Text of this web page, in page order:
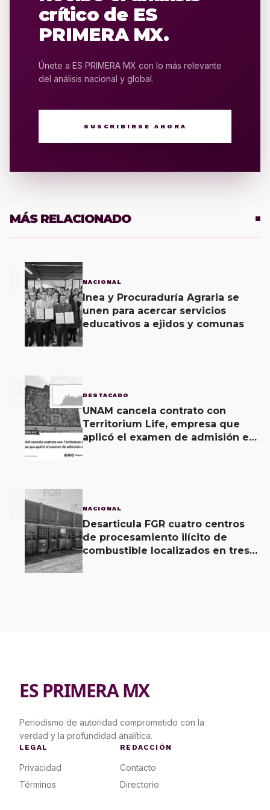
crítico de ES
PRIMERA MX.
Únete a ES PRIMERA MX con lo más relevante
del análisis nacional y global.
SUSCRIBIRSE AHORA
MÁS RELACIONADO
NACIONAL
Inea y Procuraduría Agraria se
unen para acercar servicios
educativos a ejidos y comunas
2 DESTACADO
UNAM cancela contrato con
Territorium Life, empresa que
aplicó el examen de admisión en
3 NACIONAL
Desarticula FGR cuatro centros
de procesamiento ilícito de
combustible localizados en tres
ES PRIMERA MX
Periodismo de autoridad comprometido con la
verdad y la profundidad analítica.
LEGAL
Privacidad
Términos
REDACCIÓN
Contacto
Directorio